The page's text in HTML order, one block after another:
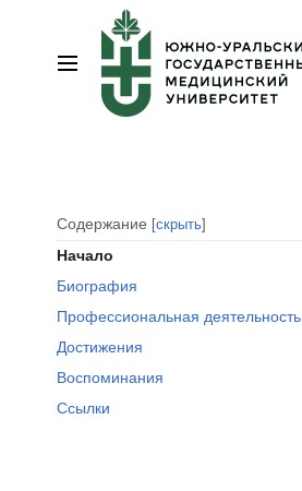
Главное меню
Содержание скрыть
Начало
Биография
Профессиональная деятельность
Достижения
Воспоминания
Ссылки